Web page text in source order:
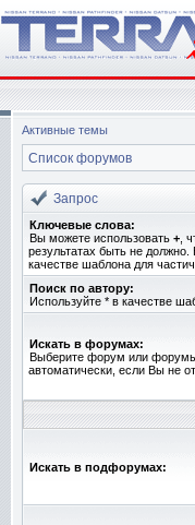
Активные темы
Список форумов
Запрос
Ключевые слова:
Вы можете использовать + ,
результатах быть не
качестве шаблона для
Поиск по автору:
Используйте * в качестве
Искать в форумах:
Выберите форум или
автоматически, если Вы не
Искать в подфорумах: